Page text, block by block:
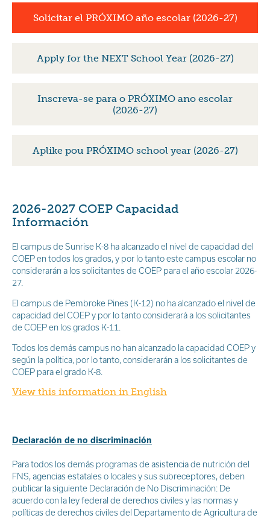
Solicitar el PRÓXIMO año escolar (2026-27)
Apply for the NEXT School Year (2026-27)
Inscreva-se para o PRÓXIMO ano escolar
(2026-27)
Aplike pou PRÓXIMO school year (2026-27)
2026-2027 COEP Capacidad
Información
El campus de Sunrise K-8 ha alcanzado el nivel de capacidad del
COEP en todos los grados, y por lo tanto este campus escolar no
considerarán a los solicitantes de COEP para el año escolar 2026-
27.
El campus de Pembroke Pines (K-12) no ha alcanzado el nivel de
capacidad del COEP y por lo tanto considerará a los solicitantes
de COEP en los grados K-11.
Todos los demás campus no han alcanzado la capacidad COEP y
según la política, por lo tanto, considerarán a los solicitantes de
COEP para el grado K-8.
View this information in English
Declaración de no discriminación
Para todos los demás programas de asistencia de nutrición del
FNS, agencias estatales o locales y sus subreceptores, deben
publicar la siguiente Declaración de No Discriminación: De
acuerdo con la ley federal de derechos civiles y las normas y
políticas de derechos civiles del Departamento de Agricultura de